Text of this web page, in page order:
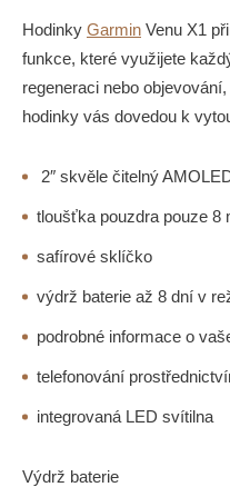
Hodinky Garmin Venu X1
funkce, které využijete
regeneraci nebo
hodinky vás dovedou k
2″ skvěle čitelný
tloušťka pouzdra pouze 8
safírové sklíčko
výdrž baterie až 8 dní v
podrobné informace o
telefonování
integrovaná LED svítilna
Výdrž baterie